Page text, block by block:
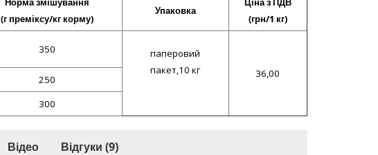
(г преміксу/кг корму)
Упаковка
(грн/1 кг)
350
паперовий
пакет,10 кг
36,00
250
300
Відео Відгуки (9)